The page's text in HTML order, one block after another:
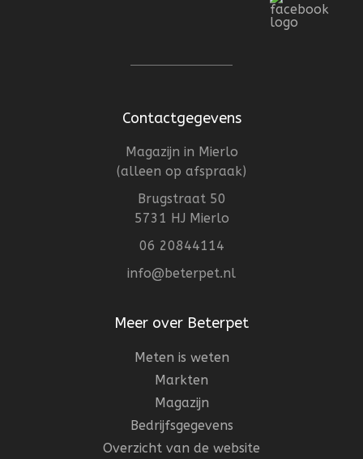
Contactgegevens
Magazijn in Mierlo
(alleen op afspraak)
Brugstraat 50
5731 HJ Mierlo
06 20844114
info@beterpet.nl
Meer over Beterpet
Meten is weten
Markten
Magazijn
Bedrijfsgegevens
Overzicht van de website